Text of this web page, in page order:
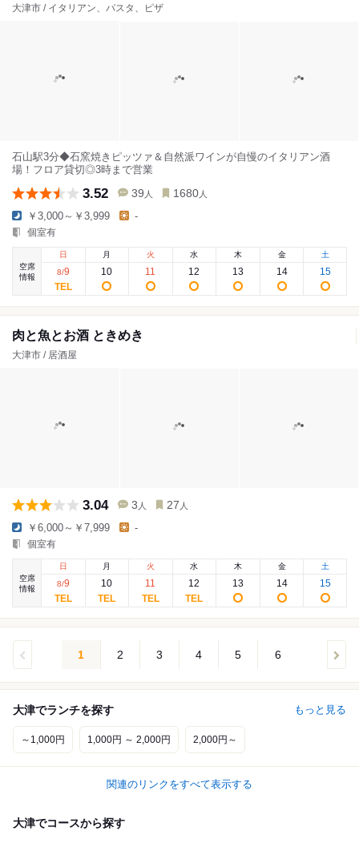
大津市 / イタリアン、パスタ、ピザ
石山駅3分◆石窯焼きピッツァ＆自然派ワインが自慢のイタリアン酒
場！フロア貸切◎3時まで営業
3.52 39 人 1680 人
￥3,000～￥3,999 -
個室有
空席
情報
日
8/9
月
10
火
11
水
12
木
13
金
14
土
15
肉と魚とお酒 ときめき
大津市 / 居酒屋
3.04 3 人 27 人
￥6,000～￥7,999 -
個室有
空席
情報
日
8/9
月
10
火
11
水
12
木
13
金
14
土
15
1 2 3 4 5 6
大津でランチを探す もっと見る
～1,000円 1,000円 ～ 2,000円 2,000円～
関連のリンクをすべて表示する
大津でコースから探す